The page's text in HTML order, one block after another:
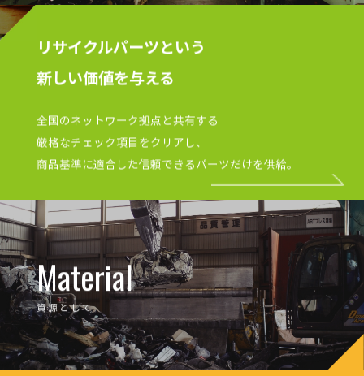
リサイクルパーツという
新しい価値を与える
全国のネットワーク拠点と共有する
厳格なチェック項目をクリアし、
商品基準に適合した信頼できるパーツだけを供給。
Material
資源として